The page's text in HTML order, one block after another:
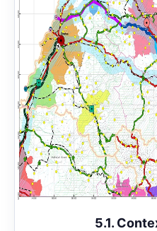
5.1.